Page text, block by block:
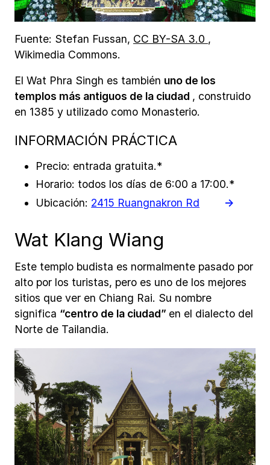
Fuente: Stefan Fussan, CC BY-SA 3.0 ,
Wikimedia Commons.
El Wat Phra Singh es también uno de los
templos más antiguos de la ciudad , construido
en 1385 y utilizado como Monasterio.
INFORMACIÓN PRÁCTICA
Precio: entrada gratuita.*
Horario: todos los días de 6:00 a 17:00.*
Ubicación: 2415 Ruangnakron Rd
Wat Klang Wiang
Este templo budista es normalmente pasado por
alto por los turistas, pero es uno de los mejores
sitios que ver en Chiang Rai. Su nombre
significa “centro de la ciudad” en el dialecto del
Norte de Tailandia.